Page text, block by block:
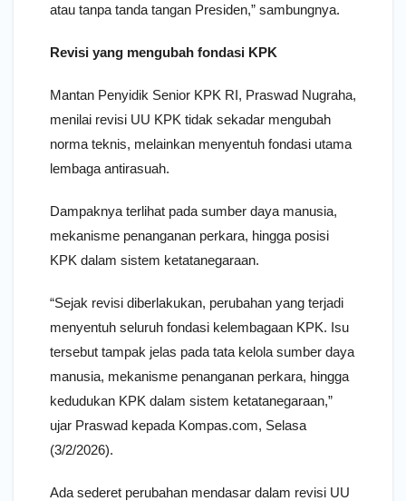
atau tanpa tanda tangan Presiden,” sambungnya.
Revisi yang mengubah fondasi KPK
Mantan Penyidik Senior KPK RI, Praswad Nugraha,
menilai revisi UU KPK tidak sekadar mengubah
norma teknis, melainkan menyentuh fondasi utama
lembaga antirasuah.
Dampaknya terlihat pada sumber daya manusia,
mekanisme penanganan perkara, hingga posisi
KPK dalam sistem ketatanegaraan.
“Sejak revisi diberlakukan, perubahan yang terjadi
menyentuh seluruh fondasi kelembagaan KPK. Isu
tersebut tampak jelas pada tata kelola sumber daya
manusia, mekanisme penanganan perkara, hingga
kedudukan KPK dalam sistem ketatanegaraan,”
ujar Praswad kepada Kompas.com, Selasa
(3/2/2026).
Ada sederet perubahan mendasar dalam revisi UU